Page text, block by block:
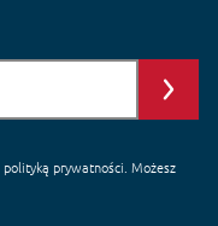
polityką prywatności . Możesz